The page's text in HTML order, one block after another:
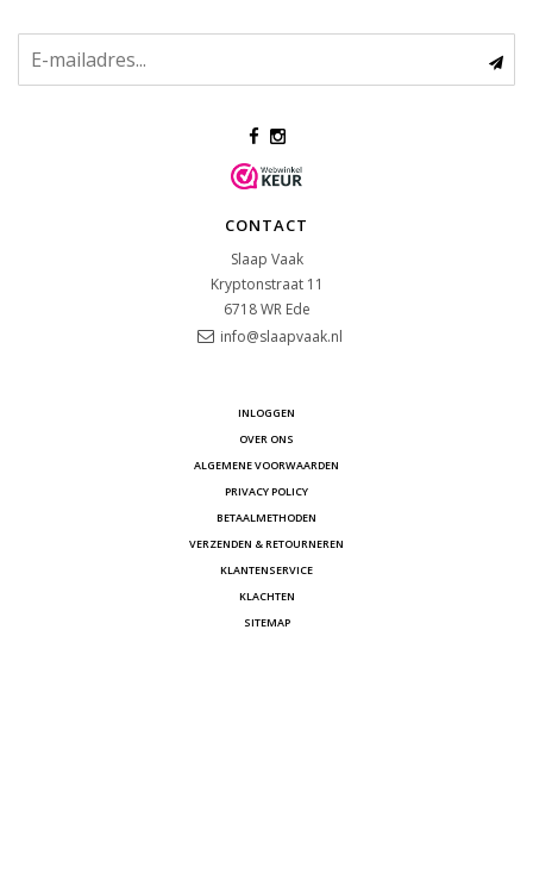
CONTACT
Slaap Vaak
Kryptonstraat 11
6718 WR Ede
info@slaapvaak.nl
INLOGGEN
OVER ONS
ALGEMENE VOORWAARDEN
PRIVACY POLICY
BETAALMETHODEN
VERZENDEN & RETOURNEREN
KLANTENSERVICE
KLACHTEN
SITEMAP